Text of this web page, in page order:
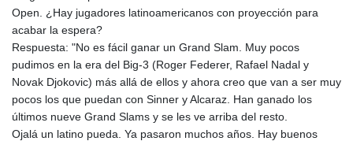
Open. ¿Hay jugadores latinoamericanos con proyección para
acabar la espera?
Respuesta: "No es fácil ganar un Grand Slam. Muy pocos
pudimos en la era del Big-3 (Roger Federer, Rafael Nadal y
Novak Djokovic) más allá de ellos y ahora creo que van a ser muy
pocos los que puedan con Sinner y Alcaraz. Han ganado los
últimos nueve Grand Slams y se les ve arriba del resto.
Ojalá un latino pueda. Ya pasaron muchos años. Hay buenos